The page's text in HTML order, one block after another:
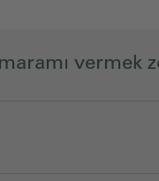
vermek